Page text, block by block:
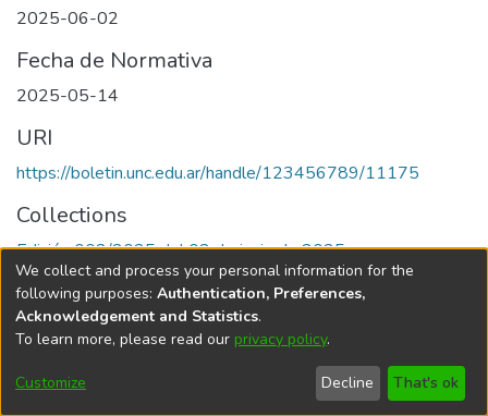
2025-06-02
Fecha de Normativa
2025-05-14
URI
https://boletin.unc.edu.ar/handle/123456789/11175
Collections
Edición 002/2025 del 02 de junio de 2025
Universidad Nacional de Córdoba
We collect and process your personal information for the
following purposes: Authentication, Preferences,
Acknowledgement and Statistics.
To learn more, please read our privacy policy.
Customize Decline That's ok